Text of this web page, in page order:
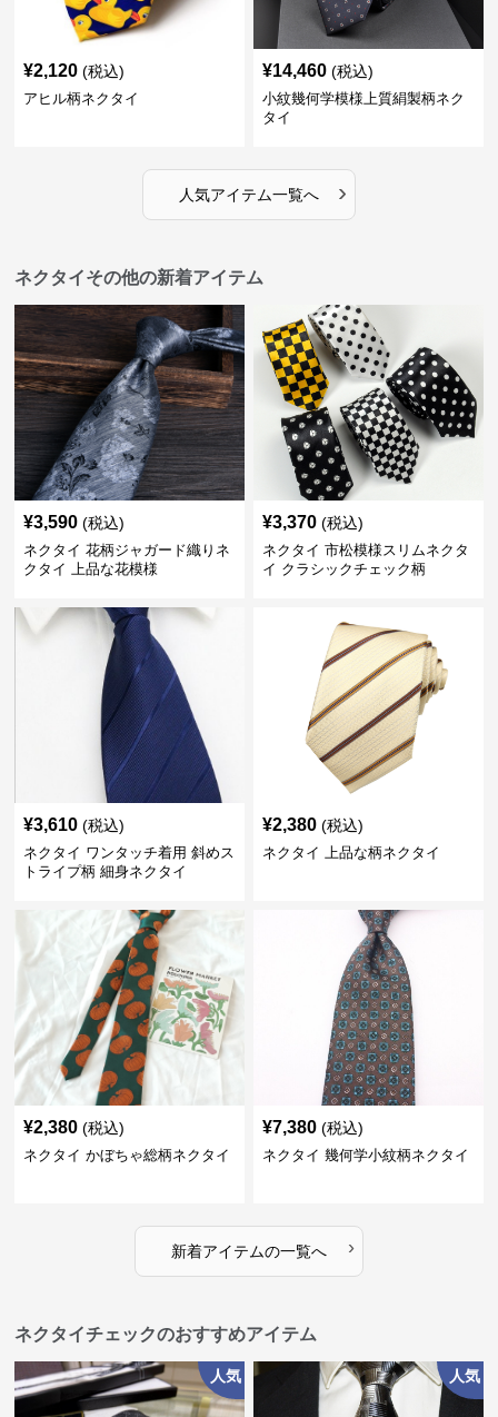
¥2,120 (税込)
アヒル柄ネクタイ
¥14,460 (税込)
小紋幾何学模様上質絹製柄ネク
タイ
人気アイテム一覧へ ›
ネクタイその他の新着アイテム
¥3,590 (税込)
ネクタイ 花柄ジャガード織りネ
クタイ 上品な花模様
¥3,370 (税込)
ネクタイ 市松模様スリムネクタ
イ クラシックチェック柄
¥3,610 (税込)
ネクタイ ワンタッチ着用 斜めス
トライプ柄 細身ネクタイ
¥2,380 (税込)
ネクタイ 上品な柄ネクタイ
¥2,380 (税込)
ネクタイ かぼちゃ総柄ネクタイ
¥7,380 (税込)
ネクタイ 幾何学小紋柄ネクタイ
新着アイテムの一覧へ ›
ネクタイチェックのおすすめアイテム
人気 人気